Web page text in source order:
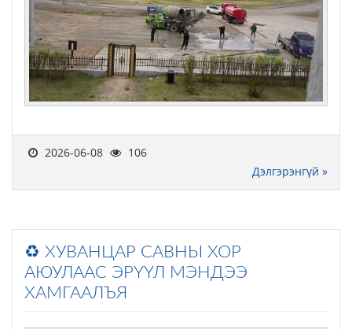
2026-06-08
106
Дэлгэрэнгүй »
♻️ ХУВАНЦАР САВНЫ ХОР
АЮУЛААС ЭРҮҮЛ МЭНДЭЭ
ХАМГААЛЪЯ